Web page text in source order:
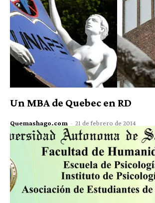
Un MBA de Quebec en RD
Quemashago.com - 21 de febrero de 2014